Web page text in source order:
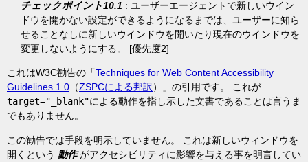
チェックポイント10.1 : ユーザーエージェントで新しいウイン
ドウを開かない設定ができるようになるまでは、ユーザーに知ら
せることなしに新しいウインドウを開いたり現在のウインドウを
変更しないようにする。 [優先度2]
これはW3C勧告の「Techniques for Web Content Accessibility
Guidelines 1.0 （ZSPCによる邦訳）」の引用です。 これが
target="_blank"による動作を指し示した文書であることは言うま
でもありません。
この勧告では手段を明示していません。 これは新しいウィンドウを
開くという 動作がアクセシビリティに影響を与える事を明言してい